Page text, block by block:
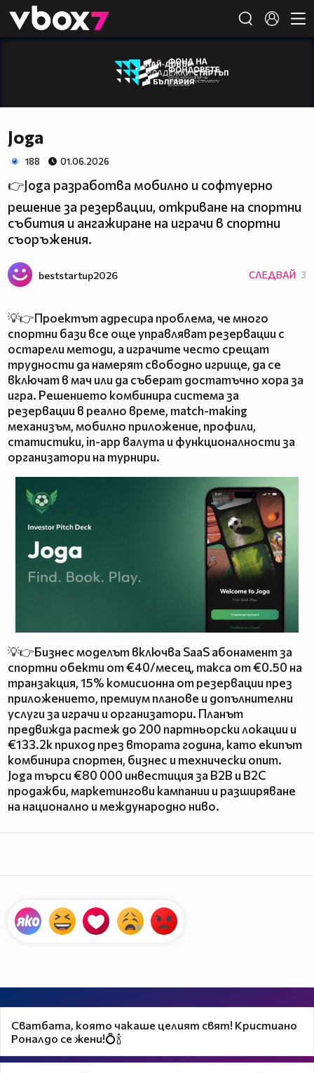
👾
Joga
188 01.06.2026
👉Joga разработва мобилно и софтуерно
решение за резервации, откриване на спортни
събития и ангажиране на играчи в спортни
съоръжения.
beststartup2026 СЛЕДВАЙ 3
💡👉Проектът адресира проблема, че много
спортни бази все още управляват резервации с
остарели методи, а играчите често срещат
трудности да намерят свободно игрище, да се
включат в мач или да съберат достатъчно хора за
игра. Решението комбинира система за
резервации в реално време, match-making
механизъм, мобилно приложение, профили,
статистики, in-app валута и функционалности за
организатори на турнири.
💡👉Бизнес моделът включва SaaS абонамент за
спортни обекти от €40/месец, такса от €0.50 на
транзакция, 15% комисионна от резервации през
приложението, премиум планове и допълнителни
услуги за играчи и организатори. Планът
предвижда растеж до 200 партньорски локации и
€133.2k приход през втората година, като екипът
комбинира спортен, бизнес и технически опит.
Joga търси €80 000 инвестиция за B2B и B2C
продажби, маркетингови кампании и разширяване
на национално и международно ниво.
Сватбата, която чакаше целият свят! Кристиано
Роналдо се жени!💍🍾